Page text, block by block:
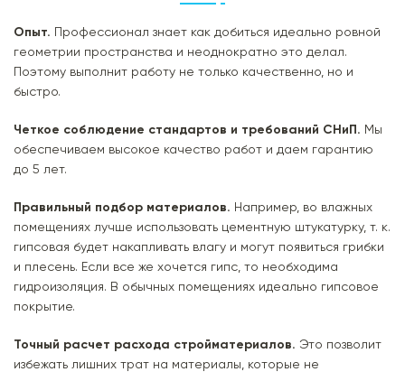
Опыт. Профессионал знает как добиться идеально ровной
геометрии пространства и неоднократно это делал.
Поэтому выполнит работу не только качественно, но и
быстро.
Четкое соблюдение стандартов и требований СНиП. Мы
обеспечиваем высокое качество работ и даем гарантию
до 5 лет.
Правильный подбор материалов. Например, во влажных
помещениях лучше использовать цементную штукатурку, т. к.
гипсовая будет накапливать влагу и могут появиться грибки
и плесень. Если все же хочется гипс, то необходима
гидроизоляция. В обычных помещениях идеально гипсовое
покрытие.
Точный расчет расхода стройматериалов. Это позволит
избежать лишних трат на материалы, которые не